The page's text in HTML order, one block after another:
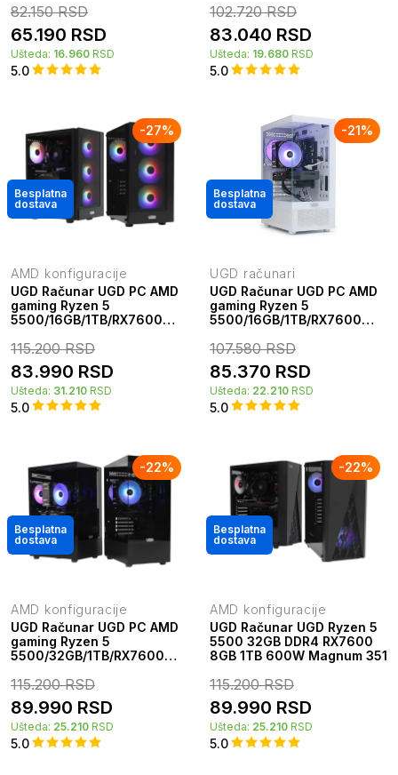
5.0
82.150RSD
65.190 RSD
Ušteda: 16.960 RSD
5.0
102.720RSD
83.040 RSD
Ušteda: 19.680 RSD
-27%
Besplatna
dostava
AMD konfiguracije
UGD Računar UGD PC AMD
gaming Ryzen 5
5500/16GB/1TB/RX7600
5.0
115.200RSD
83.990 RSD
Ušteda: 31.210 RSD
-21%
Besplatna
dostava
UGD računari
UGD Računar UGD PC AMD
gaming Ryzen 5
5500/16GB/1TB/RX7600
5.0
107.580RSD
85.370 RSD
Ušteda: 22.210 RSD
-22%
Besplatna
dostava
AMD konfiguracije
UGD Računar UGD PC AMD
gaming Ryzen 5
5500/32GB/1TB/RX7600
5.0
115.200RSD
89.990 RSD
Ušteda: 25.210 RSD
-22%
Besplatna
dostava
AMD konfiguracije
UGD Računar UGD Ryzen 5
5500 32GB DDR4 RX7600
8GB 1TB 600W Magnum 351
5.0
115.200RSD
89.990 RSD
Ušteda: 25.210 RSD